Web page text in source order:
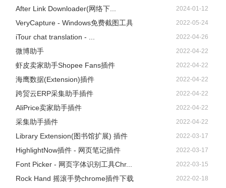
After Link Downloader(网络下... 2024-01-12
VeryCapture - Windows免费截图工具 2022-05-24
iTour chat translation - ... 2022-04-26
微博助手 2022-04-22
虾皮卖家助手Shopee Fans插件 2022-04-22
海鹰数据(Extension)插件 2022-04-22
跨贸云ERP采集助手插件 2022-04-22
AliPrice卖家助手插件 2022-04-22
采集助手插件 2022-04-22
Library Extension(图书馆扩展) 插件 2022-03-17
HighlightNow插件 - 网页笔记插件 2022-03-17
Font Picker - 网页字体识别工具Chr... 2022-03-15
Rock Hand 摇滚手势chrome插件下载 2022-02-18